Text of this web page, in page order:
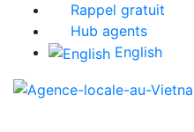
Rappel gratuit
Hub agents
English